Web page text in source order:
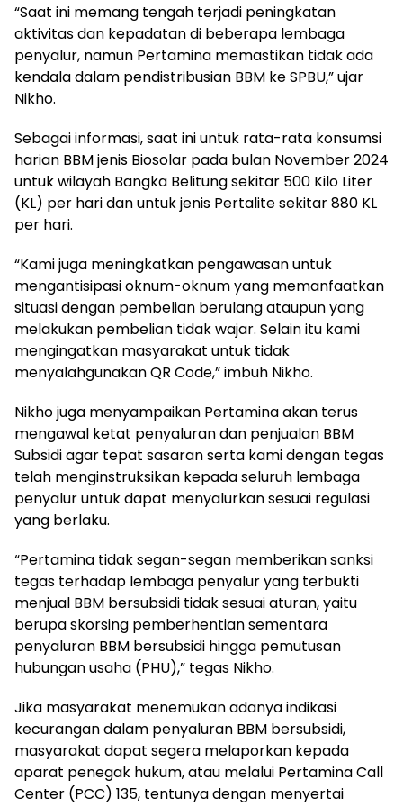
“Saat ini memang tengah terjadi peningkatan
aktivitas dan kepadatan di beberapa lembaga
penyalur, namun Pertamina memastikan tidak ada
kendala dalam pendistribusian BBM ke SPBU,” ujar
Nikho.
Sebagai informasi, saat ini untuk rata-rata konsumsi
harian BBM jenis Biosolar pada bulan November 2024
untuk wilayah Bangka Belitung sekitar 500 Kilo Liter
(KL) per hari dan untuk jenis Pertalite sekitar 880 KL
per hari.
“Kami juga meningkatkan pengawasan untuk
mengantisipasi oknum-oknum yang memanfaatkan
situasi dengan pembelian berulang ataupun yang
melakukan pembelian tidak wajar. Selain itu kami
mengingatkan masyarakat untuk tidak
menyalahgunakan QR Code,” imbuh Nikho.
Nikho juga menyampaikan Pertamina akan terus
mengawal ketat penyaluran dan penjualan BBM
Subsidi agar tepat sasaran serta kami dengan tegas
telah menginstruksikan kepada seluruh lembaga
penyalur untuk dapat menyalurkan sesuai regulasi
yang berlaku.
“Pertamina tidak segan-segan memberikan sanksi
tegas terhadap lembaga penyalur yang terbukti
menjual BBM bersubsidi tidak sesuai aturan, yaitu
berupa skorsing pemberhentian sementara
penyaluran BBM bersubsidi hingga pemutusan
hubungan usaha (PHU),” tegas Nikho.
Jika masyarakat menemukan adanya indikasi
kecurangan dalam penyaluran BBM bersubsidi,
masyarakat dapat segera melaporkan kepada
aparat penegak hukum, atau melalui Pertamina Call
Center (PCC) 135, tentunya dengan menyertai